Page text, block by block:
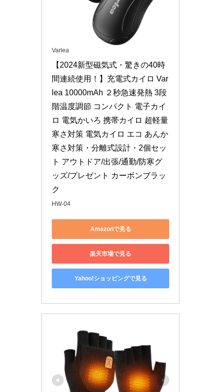
Varlea
【2024新型磁気式・驚きの40時
間連続使用！】充電式カイロ Var
lea 10000mAh ２秒急速発熱 3段
階温度調節 コンパクト 電子カイ
ロ 電気かいろ 携帯カイロ 超軽量
寒さ対策 電気カイロ エコ あんか
寒さ対策・分離式設計・2個セッ
ト アウトドア/出張/通勤/防寒グ
ッズ/プレゼント カーボンブラッ
ク
HW-04
Amazonで見る
楽天市場で見る
Yahoo!ショッピングで見る